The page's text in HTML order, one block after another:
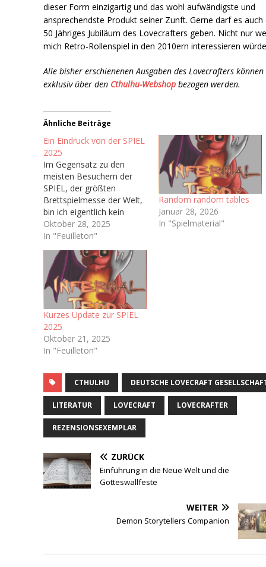
dieser Form einzigartig und das wohl aufwändigste und
ansprechendste Produkt seiner Zunft. Gerne darf es auch
50 Jähriges Jubiläum des Lovecrafters geben. Nicht nur
mich Retro-Rollenspiel in den 2010ern interessieren
Alle bisher erschienenen Ausgaben des Lovecrafters können
exklusiv über den Cthulhu-Webshop bezogen werden.
Ähnliche Beiträge
Ein Eindruck von der SPIEL
2025
Im Gegensatz zu den
meisten Besuchern der
SPIEL, der größten
Brettspielmesse der Welt,
bin ich eigentlich kein
Brettspieler. In meiner
Kindheit wurden bei uns
gespielt abseits von ab
und an Risiko oder
Monopoly,
dementsprechend habe
ich nie wirklich Zugang
zum Brettspielhobby
gefunden. Man könnte
sich also fragen…
Oktober 28, 2025
In "Feuilleton"
Random random tables
Januar 28, 2026
In "Spielmaterial"
Kurzes Update zur SPIEL
2025
Oktober 21, 2025
In "Feuilleton"
CTHULHU DEUTSCHE LOVECRAFT
LITERATUR LOVECRAFT LOVECRAFTER
REZENSIONSEXEMPLAR
ZURÜCK
Einführung in die Neue Welt und die
Gotteswallfeste
WEITER
Demon Storytellers Companion